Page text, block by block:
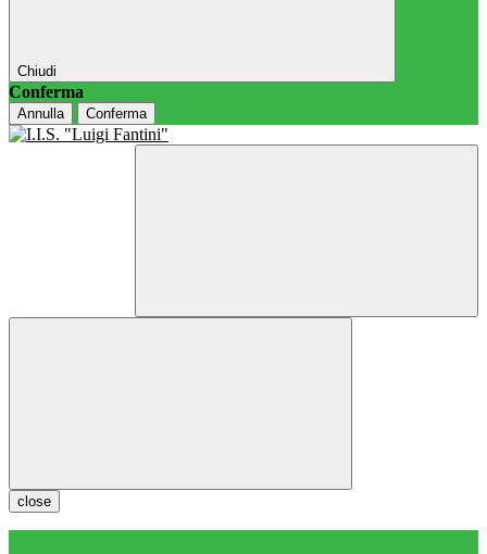
Chiudi
Conferma
Annulla Conferma
close